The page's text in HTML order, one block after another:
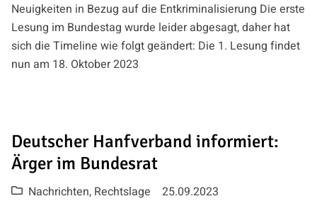
Neuigkeiten in Bezug auf die Entkriminalisierung Die erste
Lesung im Bundestag wurde leider abgesagt, daher hat
sich die Timeline wie folgt geändert: Die 1. Lesung findet
nun am 18. Oktober 2023
Deutscher Hanfverband informiert:
Ärger im Bundesrat
Nachrichten, Rechtslage
25.09.2023